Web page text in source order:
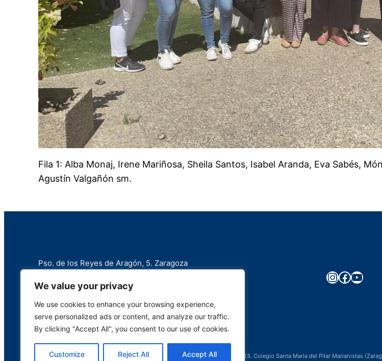
We value your privacy
We use cookies to enhance your browsing experience,
serve personalized ads or content, and analyze our traffic.
By clicking "Accept All", you consent to our use of cookies.
Customize Reject All Accept All
Fila 1: Alba Monaj, Irene Mariñosa, Sheila Santos, Isabel Aranda, Eva Sabés,
Agustín Valgañón sm.
Pso. de los Reyes de Aragón, 5. Zaragoza
Instagram
©2023. Colegio Santa Maria del Pilar Marianistas